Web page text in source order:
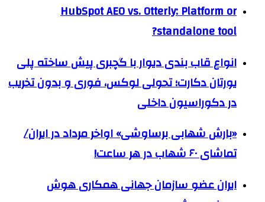
HubSpot AEO vs. Otterly: Platform or
standalone tool?
انواع قاب بندی دیوار با گچبری پیش ساخته پلی
یورتان دکارت؛ تحولی لوکس، فوری و بدون تخریب
در دکوراسیون داخلی
«بارش شهابی برساوشی» اواخر مرداد در ایران/
تماشای ۶۰ شهاب در هر ساعت!
ایران عضو سازمان جهانی همکاری هوش